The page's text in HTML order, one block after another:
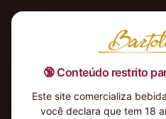
🔞 Conteúdo restrito
Este site comercializa
você declara que tem 18
Susana Balbo